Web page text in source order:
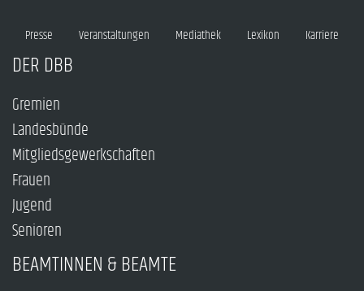
Presse Veranstaltungen Mediathek Lexikon Karriere
DER DBB
Gremien
Landesbünde
Mitgliedsgewerkschaften
Frauen
Jugend
Senioren
BEAMTINNEN & BEAMTE